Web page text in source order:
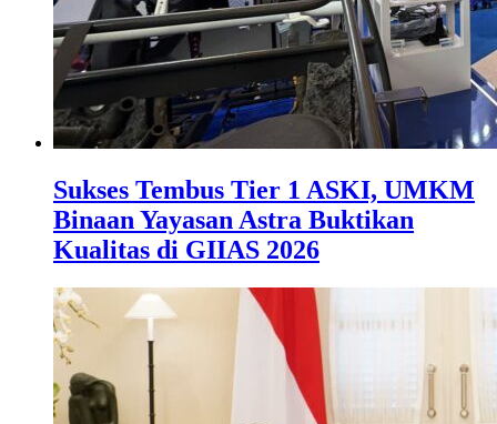
Sukses Tembus Tier 1 ASKI, UMKM
Binaan Yayasan Astra Buktikan
Kualitas di GIIAS 2026